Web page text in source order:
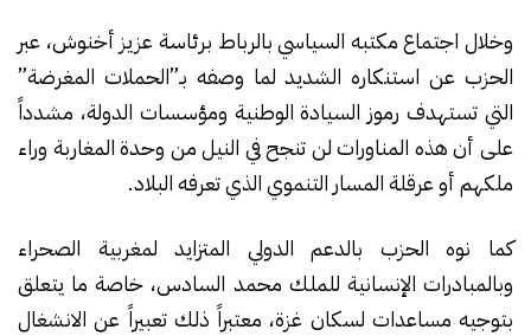
وخلال اجتماع مكتبه السياسي بالرباط برئاسة عزيز أخنوش، عبر
الحزب عن استنكاره الشديد لما وصفه بـ”الحملات المغرضة”
التي تستهدف رموز السيادة الوطنية ومؤسسات الدولة، مشدداً
على أن هذه المناورات لن تنجح في النيل من وحدة المغاربة وراء
ملكهم أو عرقلة المسار التنموي الذي تعرفه البلاد.
كما نوه الحزب بالدعم الدولي المتزايد لمغربية الصحراء
وبالمبادرات الإنسانية للملك محمد السادس، خاصة ما يتعلق
بتوجيه مساعدات لسكان غزة، معتبراً ذلك تعبيراً عن الانشغال